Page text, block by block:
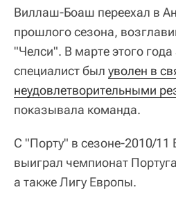
Виллаш-Боаш переехал в
прошлого сезона,
"Челси". В марте этого года
специалист был уволен в
неудовлетворительными
показывала команда.
С "Порту" в сезоне-2010/
выиграл чемпионат
а также Лигу Европы.